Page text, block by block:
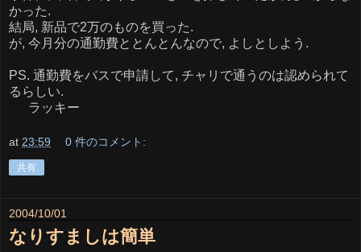
かった.
結局, 新品で2万のものを買った.
が, 今月分の通勤費ととんとんなので, よしとしよう.
PS. 通勤費をバスで申請して, チャリで通うのは認められて
るらしい.
ラッキー
at 23:59 0 件のコメント:
共有
2004/10/01
なりすましは簡単